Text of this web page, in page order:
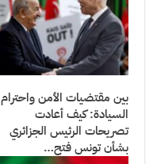
بين مقتضيات الأمن واحترام
السيادة: كيف أعادت
تصريحات الرئيس الجزائري
بشأن تونس فتح…